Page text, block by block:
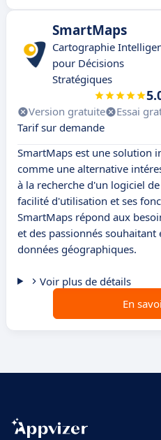
SmartMaps
Cartographie
pour Décisions
Stratégiques
Version gratuite Essai
Tarif sur demande
SmartMaps est une solution
comme une alternative
à la recherche d'un logiciel
facilité d'utilisation et ses
SmartMaps répond aux
et des passionnés
données géographiques.
Voir plus de détails
En